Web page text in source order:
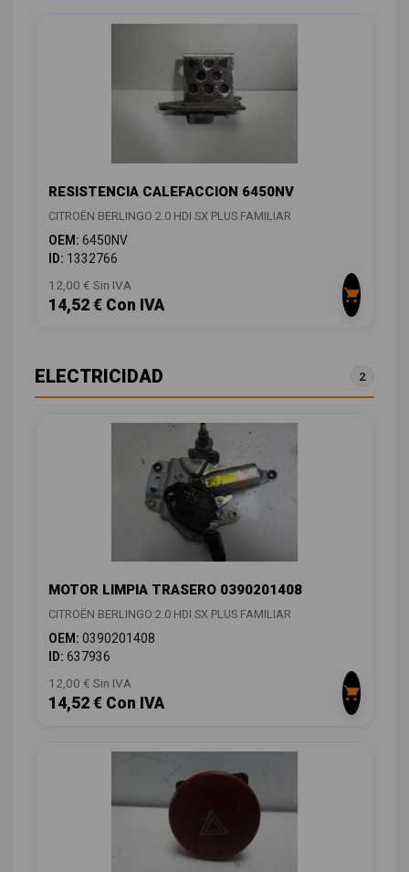
RESISTENCIA CALEFACCION 6450NV
CITROËN BERLINGO 2.0 HDI SX PLUS FAMILIAR
OEM: 6450NV
ID: 1332766
12,00 € Sin IVA
14,52 € Con IVA
ELECTRICIDAD 2
MOTOR LIMPIA TRASERO 0390201408
CITROËN BERLINGO 2.0 HDI SX PLUS FAMILIAR
OEM: 0390201408
ID: 637936
12,00 € Sin IVA
14,52 € Con IVA